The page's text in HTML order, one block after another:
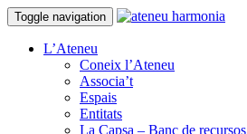
Toggle navigation
L’Ateneu
Coneix l’Ateneu
Associa’t
Espais
Entitats
La Capsa – Banc de recursos